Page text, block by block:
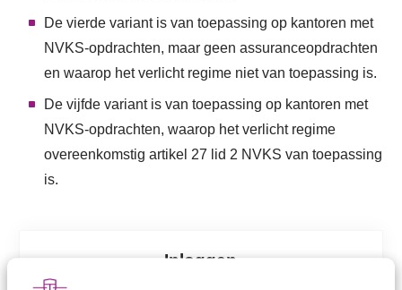
De vierde variant is van toepassing op kantoren met
NVKS-opdrachten, maar geen assuranceopdrachten
en waarop het verlicht regime niet van toepassing is.
De vijfde variant is van toepassing op kantoren met
NVKS-opdrachten, waarop het verlicht regime
overeenkomstig artikel 27 lid 2 NVKS van toepassing
is.
Inloggen